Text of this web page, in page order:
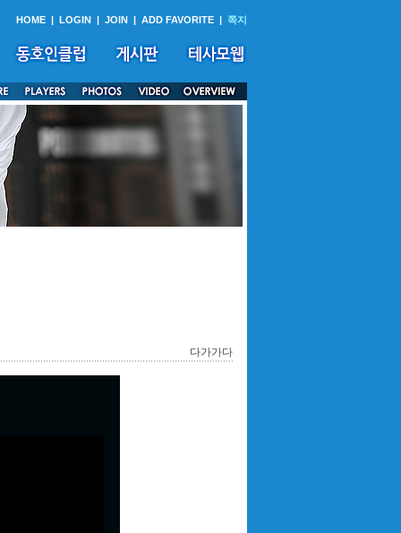
HOME | LOGIN | JOIN | ADD FAVORITE | 쪽지
다가가다